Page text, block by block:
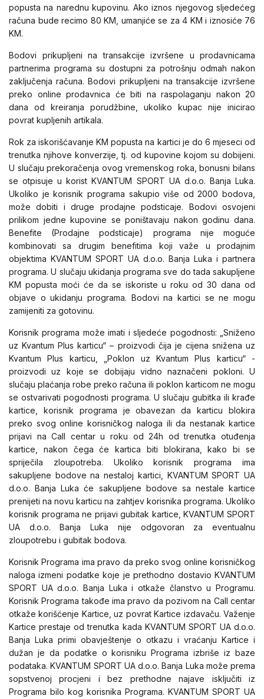
popusta na narednu kupovinu. Ako iznos njegovog sljedećeg
računa bude recimo 80 KM, umanjiće se za 4 KM i iznosiće 76
KM.
Bodovi prikupljeni na transakcije izvršene u prodavnicama
partnerima programa su dostupni za potrošnju odmah nakon
zaključenja računa. Bodovi prikupljeni na transakcije izvršene
preko online prodavnica će biti na raspolaganju nakon 20
dana od kreiranja porudžbine, ukoliko kupac nije inicirao
povrat kupljenih artikala.
Rok za iskorišćavanje KM popusta na kartici je do 6 mjeseci od
trenutka njihove konverzije, tj. od kupovine kojom su dobijeni.
U slučaju prekoračenja ovog vremenskog roka, bonusni bilans
se otpisuje u korist KVANTUM SPORT UA d.o.o. Banja Luka.
Ukoliko je korisnik programa sakupio više od 2000 bodova,
može dobiti i druge prodajne podsticaje. Bodovi osvojeni
prilikom jedne kupovine se poništavaju nakon godinu dana.
Benefite (Prodajne podsticaje) programa nije moguće
kombinovati sa drugim benefitima koji važe u prodajnim
objektima KVANTUM SPORT UA d.o.o. Banja Luka i partnera
programa. U slučaju ukidanja programa sve do tada sakupljene
KM popusta moći će da se iskoriste u roku od 30 dana od
objave o ukidanju programa. Bodovi na kartici se ne mogu
zamijeniti za gotovinu.
Korisnik programa može imati i sljedeće pogodnosti: „Sniženo
uz Kvantum Plus karticu“ – proizvodi čija je cijena snižena uz
Kvantum Plus karticu, „Poklon uz Kvantum Plus karticu“ -
proizvodi uz koje se dobijaju vidno naznačeni pokloni. U
slučaju plaćanja robe preko računa ili poklon karticom ne mogu
se ostvarivati pogodnosti programa. U slučaju gubitka ili krađe
kartice, korisnik programa je obavezan da karticu blokira
preko svog online korisničkog naloga ili da nestanak kartice
prijavi na Call centar u roku od 24h od trenutka otuđenja
kartice, nakon čega će kartica biti blokirana, kako bi se
spriječila zloupotreba. Ukoliko korisnik programa ima
sakupljene bodove na nestaloj kartici, KVANTUM SPORT UA
d.o.o. Banja Luka će sakupljene bodove sa nestale kartice
prenijeti na novu karticu na zahtjev korisnika programa. Ukoliko
korisnik programa ne prijavi gubitak kartice, KVANTUM SPORT
UA d.o.o. Banja Luka nije odgovoran za eventualnu
zloupotrebu i gubitak bodova.
Korisnik Programa ima pravo da preko svog online korisničkog
naloga izmeni podatke koje je prethodno dostavio KVANTUM
SPORT UA d.o.o. Banja Luka i otkaže članstvo u Programu.
Korisnik Programa takođe ima pravo da pozivom na Call centar
otkaže korišćenje Kartice, uz povrat Kartice izdavaču. Važenje
Kartice prestaje od trenutka kada KVANTUM SPORT UA d.o.o.
Banja Luka primi obavještenje o otkazu i vraćanju Kartice i
dužan je da podatke o korisniku Programa izbriše iz baze
podataka. KVANTUM SPORT UA d.o.o. Banja Luka može prema
sopstvenoj procjeni i bez prethodne najave isključiti iz
Programa bilo kog korisnika Programa. KVANTUM SPORT UA